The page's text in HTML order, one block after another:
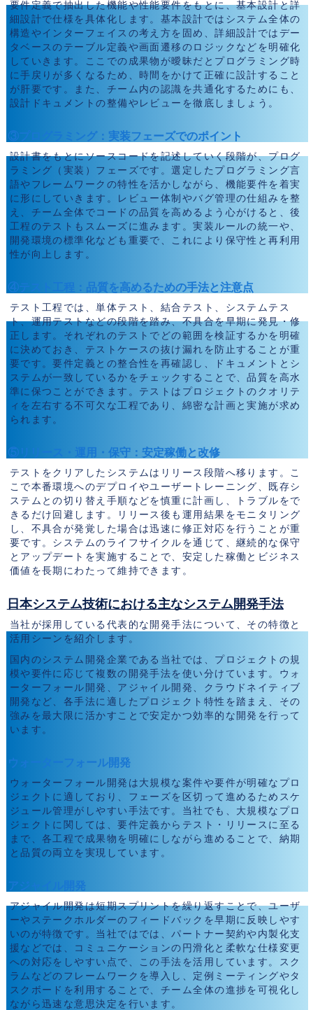
要件定義で抽出した機能や性能要件をもとに、基本設計と詳
細設計で仕様を具体化します。基本設計ではシステム全体の
構造やインターフェイスの考え方を固め、詳細設計ではデー
タベースのテーブル定義や画面遷移のロジックなどを明確化
していきます。ここでの成果物が曖昧だとプログラミング時
に手戻りが多くなるため、時間をかけて正確に設計すること
が肝要です。また、チーム内の認識を共通化するためにも、
設計ドキュメントの整備やレビューを徹底しましょう。
③プログラミング：実装フェーズでのポイント
設計書をもとにソースコードを記述していく段階が、プログ
ラミング（実装）フェーズです。選定したプログラミング言
語やフレームワークの特性を活かしながら、機能要件を着実
に形にしていきます。レビュー体制やバグ管理の仕組みを整
え、チーム全体でコードの品質を高めるよう心がけると、後
工程のテストもスムーズに進みます。実装ルールの統一や、
開発環境の標準化なども重要で、これにより保守性と再利用
性が向上します。
④テスト工程：品質を高めるための手法と注意点
テスト工程では、単体テスト、結合テスト、システムテス
ト、運用テストなどの段階を踏み、不具合を早期に発見・修
正します。それぞれのテストでどの範囲を検証するかを明確
に決めておき、テストケースの抜け漏れを防止することが重
要です。要件定義との整合性を再確認し、ドキュメントとシ
ステムが一致しているかをチェックすることで、品質を高水
準に保つことができます。テストはプロジェクトのクオリテ
ィを左右する不可欠な工程であり、綿密な計画と実施が求め
られます。
⑤リリース・運用・保守：安定稼働と改修
テストをクリアしたシステムはリリース段階へ移ります。こ
こで本番環境へのデプロイやユーザートレーニング、既存シ
ステムとの切り替え手順などを慎重に計画し、トラブルをで
きるだけ回避します。リリース後も運用結果をモニタリング
し、不具合が発覚した場合は迅速に修正対応を行うことが重
要です。システムのライフサイクルを通じて、継続的な保守
とアップデートを実施することで、安定した稼働とビジネス
価値を長期にわたって維持できます。
日本システム技術における主なシステム開発手法
当社が採用している代表的な開発手法について、その特徴と
活用シーンを紹介します。
国内のシステム開発企業である当社では、プロジェクトの規
模や要件に応じて複数の開発手法を使い分けています。ウォ
ーターフォール開発、アジャイル開発、クラウドネイティブ
開発など、各手法に適したプロジェクト特性を踏まえ、その
強みを最大限に活かすことで安定かつ効率的な開発を行って
います。
ウォーターフォール開発
ウォーターフォール開発は大規模な案件や要件が明確なプロ
ジェクトに適しており、フェーズを区切って進めるためスケ
ジュール管理がしやすい手法です。当社でも、大規模なプロ
ジェクトに関しては、要件定義からテスト・リリースに至る
まで、各工程で成果物を明確にしながら進めることで、納期
と品質の両立を実現しています。
アジャイル開発
アジャイル開発は短期スプリントを繰り返すことで、ユーザ
ーやステークホルダーのフィードバックを早期に反映しやす
いのが特徴です。当社ではでは、パートナー契約や内製化支
援などでは、コミュニケーションの円滑化と柔軟な仕様変更
への対応をしやすい点で、この手法を活用しています。スク
ラムなどのフレームワークを導入し、定例ミーティングやタ
スクボードを利用することで、チーム全体の進捗を可視化し
ながら迅速な意思決定を行います。